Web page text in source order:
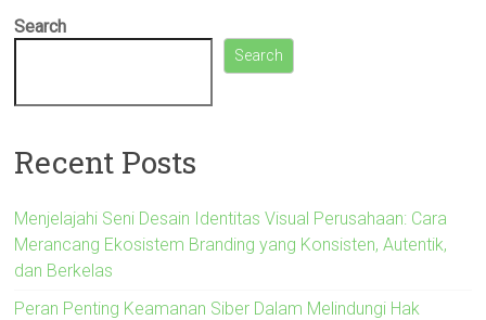
Search
Search
Recent Posts
Menjelajahi Seni Desain Identitas Visual Perusahaan: Cara
Merancang Ekosistem Branding yang Konsisten, Autentik,
dan Berkelas
Peran Penting Keamanan Siber Dalam Melindungi Hak